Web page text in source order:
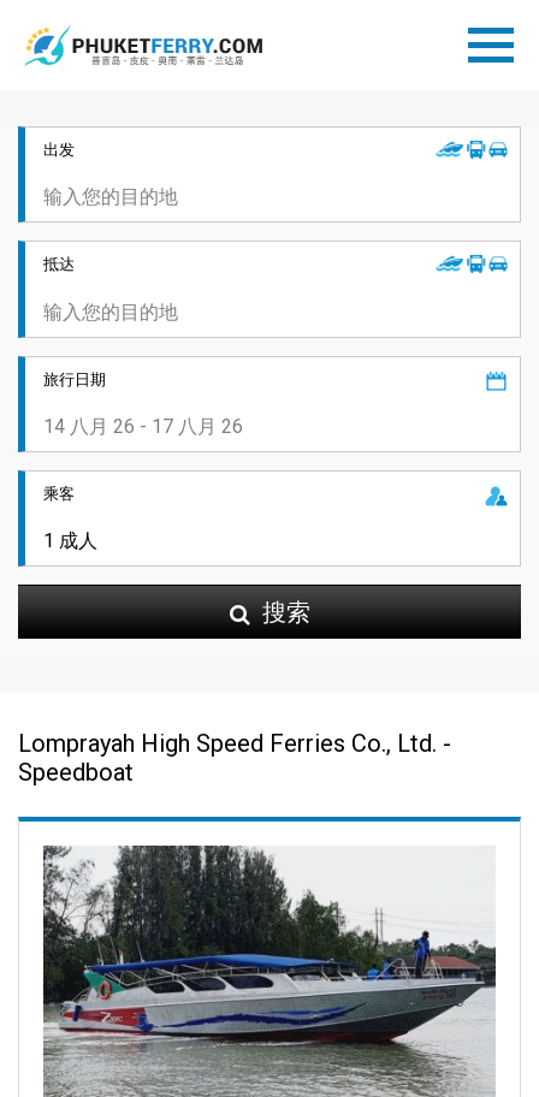
出发
抵达
旅行日期
乘客
搜索
Lomprayah High Speed Ferries Co., Ltd. -
Speedboat